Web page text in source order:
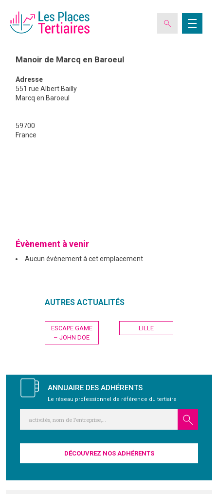
PUBLICATIONS
Manoir de Marcq en Baroeul
Adresse
551 rue Albert Bailly
Marcq en Baroeul
59700
France
Évènement à venir
Aucun évènement à cet emplacement
AUTRES ACTUALITÉS
Navigation
l’article
ESCAPE GAME
– JOHN DOE
LILLE
ANNUAIRE DES ADHÉRENTS
Le réseau professionnel de référence du tertiaire
DÉCOUVREZ NOS ADHÉRENTS